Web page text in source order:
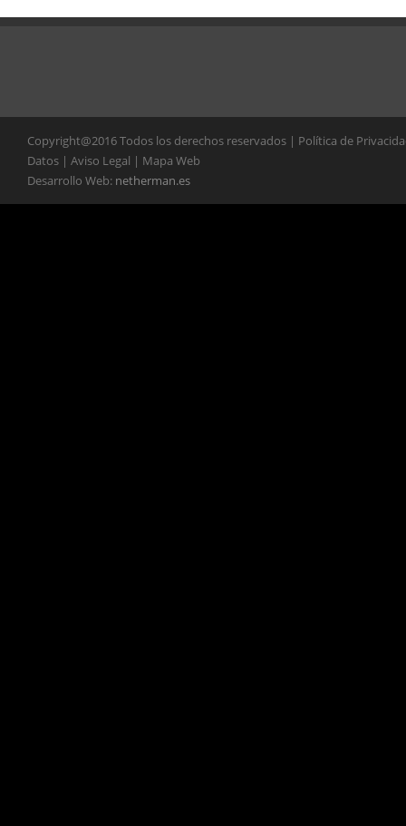
Copyright@2016 Todos los derechos reservados | Política de
Datos | Aviso Legal | Mapa Web
Desarrollo Web: netherman.es